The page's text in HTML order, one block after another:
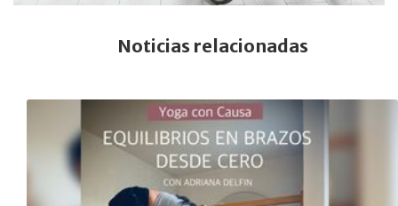
Noticias relacionadas